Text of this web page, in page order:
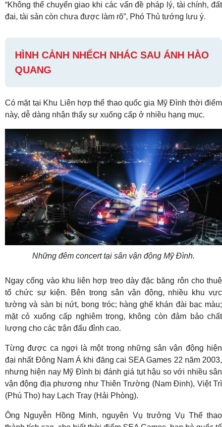
“Không thể chuyển giao khi các vấn đề pháp lý, tài chính, đất
đai, tài sản còn chưa được làm rõ”, Phó Thủ tướng lưu ý.
HÌNH CẢNH NHẾCH NHÁC SAU ÁNH HÀO
QUANG
Có mặt tại Khu Liên hợp thể thao quốc gia Mỹ Đình thời điểm
này, dễ dàng nhận thấy sự xuống cấp ở nhiều hạng mục.
Những đêm concert tại sân vận động Mỹ Đình.
Ngay cổng vào khu liên hợp treo dày đặc băng rôn cho thuê
tổ chức sự kiện. Bên trong sân vận động, nhiều khu vực
tường và sàn bị nứt, bong tróc; hàng ghế khán đài bạc màu;
mặt cỏ xuống cấp nghiêm trọng, không còn đảm bảo chất
lượng cho các trận đấu đỉnh cao.
Từng được ca ngợi là một trong những sân vận động hiện
đại nhất Đông Nam Á khi đăng cai SEA Games 22 năm 2003,
nhưng hiện nay Mỹ Đình bị đánh giá tụt hậu so với nhiều sân
vận động địa phương như Thiên Trường (Nam Định), Việt Trì
(Phú Thọ) hay Lạch Tray (Hải Phòng).
Ông Nguyễn Hồng Minh, nguyên Vụ trưởng Vụ Thể thao